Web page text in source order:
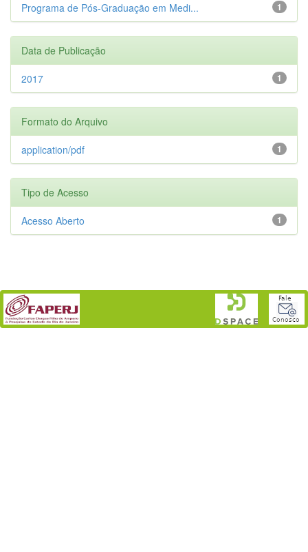
1
Programa de Pós-Graduação em Medi...
Data de Publicação
1
2017
Formato do Arquivo
1
application/pdf
Tipo de Acesso
1
Acesso Aberto